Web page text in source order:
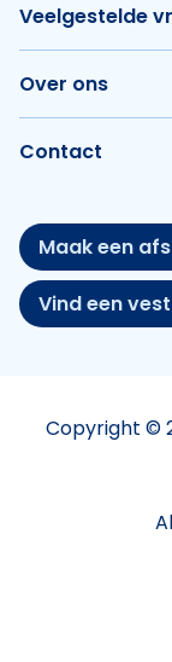
Veelgestelde
Over ons
Contact
Maak een
Vind een
Copyright ©